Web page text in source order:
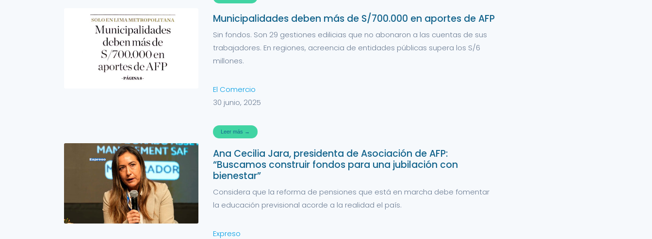
Municipalidades deben más de S/700.000 en aportes de AFP
Sin fondos. Son 29 gestiones edilicias que no abonaron a las cuentas de sus
trabajadores. En regiones, acreencia de entidades públicas supera los S/6
millones.
El Comercio
30 junio, 2025
Leer más →
Ana Cecilia Jara, presidenta de Asociación de AFP:
“Buscamos construir fondos para una jubilación con
bienestar”
Considera que la reforma de pensiones que está en marcha debe fomentar
la educación previsional acorde a la realidad el país.
Expreso